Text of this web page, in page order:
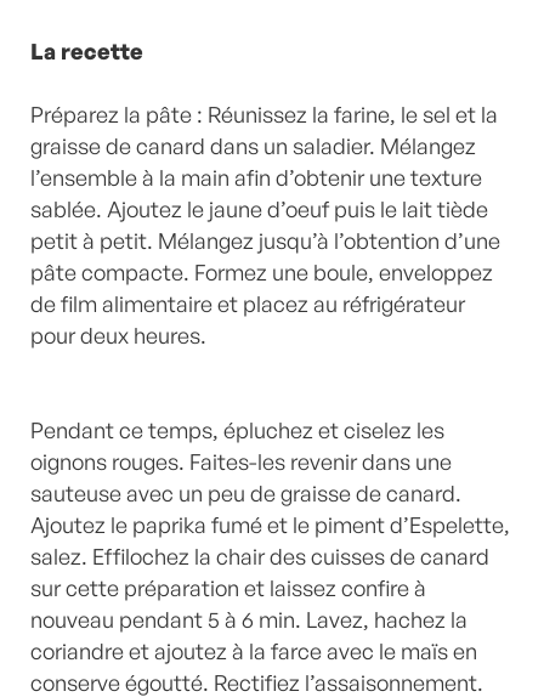
La recette
Préparez la pâte : Réunissez la farine, le sel et la
graisse de canard dans un saladier. Mélangez
l’ensemble à la main afin d’obtenir une texture
sablée. Ajoutez le jaune d’oeuf puis le lait tiède
petit à petit. Mélangez jusqu’à l’obtention d’une
pâte compacte. Formez une boule, enveloppez
de film alimentaire et placez au réfrigérateur
pour deux heures.
Pendant ce temps, épluchez et ciselez les
oignons rouges. Faites-les revenir dans une
sauteuse avec un peu de graisse de canard.
Ajoutez le paprika fumé et le piment d’Espelette,
salez. Effilochez la chair des cuisses de canard
sur cette préparation et laissez confire à
nouveau pendant 5 à 6 min. Lavez, hachez la
coriandre et ajoutez à la farce avec le maïs en
conserve égoutté. Rectifiez l’assaisonnement.